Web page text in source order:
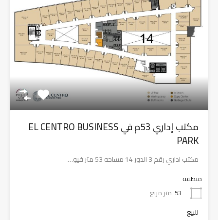
مكتب إداري 53م في EL CENTRO BUSINESS
PARK
مكتب اداري رقم 3 الدور 14 مساحه 53 متر فيو…
منطقة
53 متر مربع
للبيع